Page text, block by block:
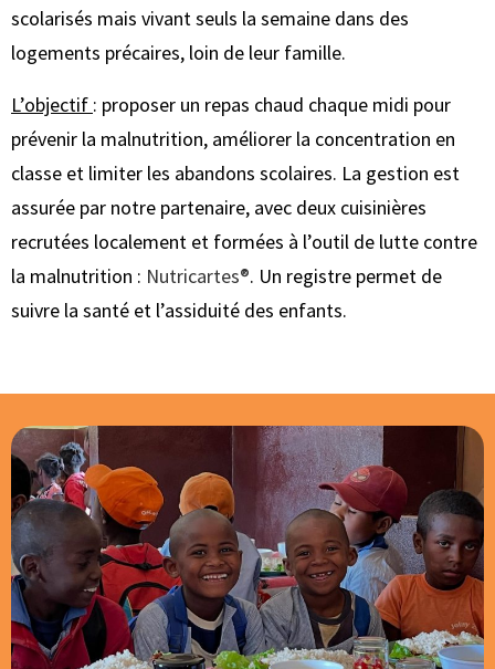
scolarisés mais vivant seuls la semaine dans des
logements précaires, loin de leur famille.
L’objectif : proposer un repas chaud chaque midi pour
prévenir la malnutrition, améliorer la concentration en
classe et limiter les abandons scolaires. La gestion est
assurée par notre partenaire, avec deux cuisinières
recrutées localement et formées à l’outil de lutte contre
la malnutrition : Nutricartes®. Un registre permet de
suivre la santé et l’assiduité des enfants.